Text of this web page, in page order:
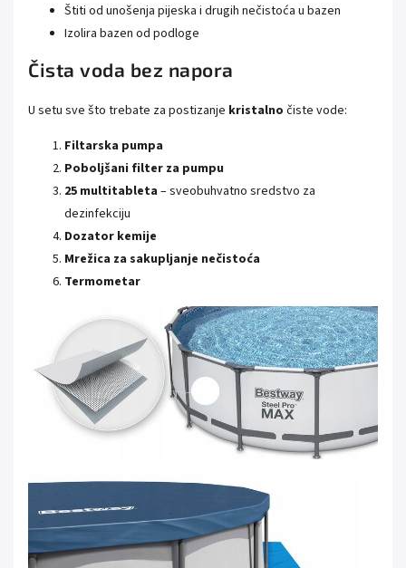
Štiti od unošenja pijeska i drugih nečistoća u bazen
Izolira bazen od podloge
Čista voda bez napora
U setu sve što trebate za postizanje kristalno čiste vode:
Filtarska pumpa
Poboljšani filter za pumpu
25 multitableta – sveobuhvatno sredstvo za
dezinfekciju
Dozator kemije
Mrežica za sakupljanje nečistoća
Termometar